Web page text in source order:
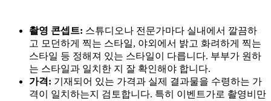
촬영 콘셉트: 스튜디오나 전문가마다 실내에서 깔끔하
고 모던하게 찍는 스타일, 야외에서 밝고 화려하게 찍는
스타일 등 정해져 있는 스타일이 다릅니다. 부부가 원하
는 스타일과 일치한 지 잘 확인해야 합니다.
가격: 기재되어 있는 가격과 실제 결과물을 수령하는 가
격이 일치하는지 검토합니다. 특히 이벤트가로 촬영비만